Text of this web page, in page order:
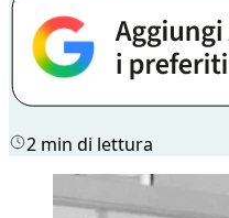
2 min di lettura